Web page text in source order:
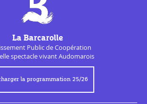
La Barcarolle
Public deCoopération
spectacle vivant Audomarois
la programmation 25/26